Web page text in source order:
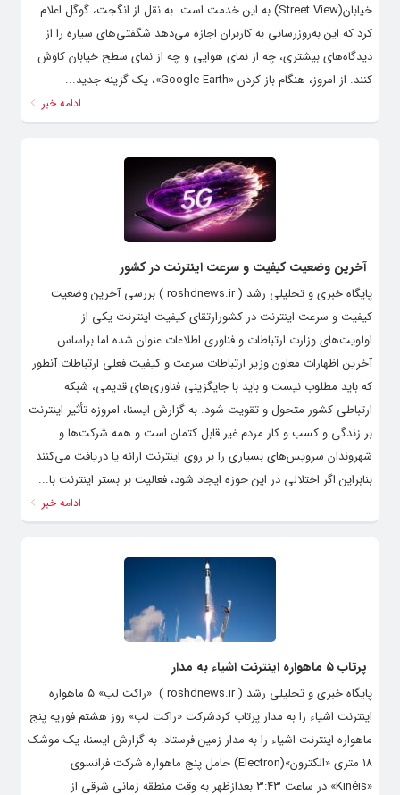
خیابان(Street View) به این خدمت است. به نقل از انگجت، گوگل اعلام
کرد که این به‌روزرسانی به کاربران اجازه می‌دهد شگفتی‌های سیاره را از
دیدگاه‌های بیشتری، چه از نمای هوایی و چه از نمای سطح خیابان کاوش
کنند. از امروز، هنگام باز کردن «Google Earth»، یک گزینه جدید...
ادامه خبر
آخرین وضعیت کیفیت و سرعت اینترنت در کشور
پایگاه خبری و تحلیلی رشد ( roshdnews.ir ) بررسی آخرین وضعیت
کیفیت و سرعت اینترنت در کشورارتقای کیفیت اینترنت یکی از
اولویت‌های وزارت ارتباطات و فناوری اطلاعات عنوان شده اما براساس
آخرین اظهارات معاون وزیر ارتباطات سرعت و کیفیت فعلی ارتباطات آنطور
که باید مطلوب نیست و باید با جایگزینی فناوری‌های قدیمی، شبکه
ارتباطی کشور متحول و تقویت شود. به گزارش ایسنا، امروزه تأثیر اینترنت
بر زندگی و کسب و کار مردم غیر قابل کتمان است و همه شرکت‌ها و
شهروندان سرویس‌های بسیاری را بر روی اینترنت ارائه یا دریافت می‌کنند
بنابراین اگر اختلالی در این حوزه ایجاد شود، فعالیت بر بستر اینترنت با...
ادامه خبر
پرتاب ۵ ماهواره اینترنت اشیاء به مدار
پایگاه خبری و تحلیلی رشد ( roshdnews.ir ) «راکت لب» ۵ ماهواره
اینترنت اشیاء را به مدار پرتاب کردشرکت «راکت لب» روز هشتم فوریه پنج
ماهواره اینترنت اشیاء را به مدار زمین فرستاد. به گزارش ایسنا، یک موشک
۱۸ متری «الکترون»(Electron) حامل پنج ماهواره شرکت فرانسوی
«Kinéis» در ساعت ۳:۴۳ بعدازظهر به وقت منطقه زمانی شرقی از